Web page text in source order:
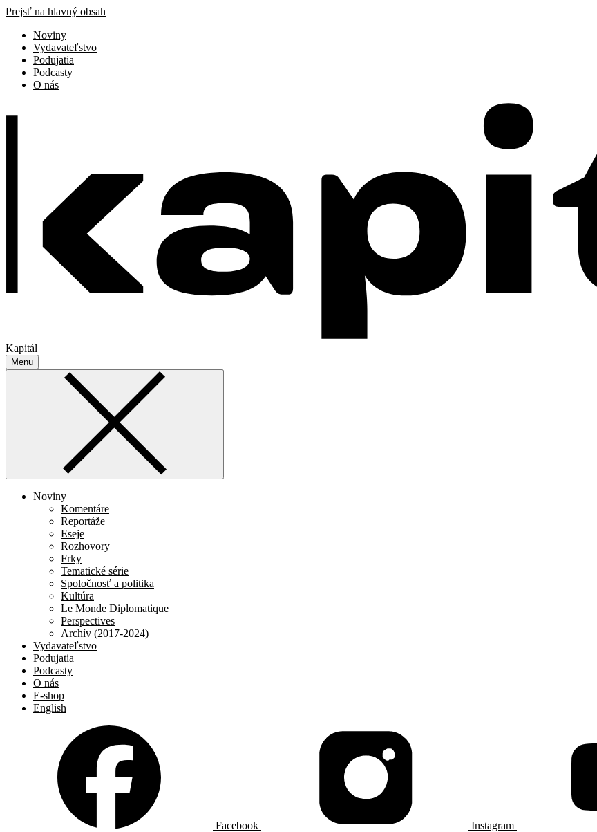
Prejsť na hlavný obsah
Noviny
Vydavateľstvo
Podujatia
Podcasty
O nás
Kapitál
Menu
Noviny
Komentáre
Reportáže
Eseje
Rozhovory
Frky
Tematické série
Spoločnosť a politika
Kultúra
Le Monde Diplomatique
Perspectives
Archív (2017-2024)
Vydavateľstvo
Podujatia
Podcasty
O nás
E-shop
English
Facebook Instagram